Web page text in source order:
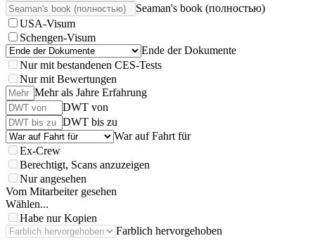
Seaman's book (полностью)
USA-Visum
Schengen-Visum
Ende der Dokumente
Nur mit bestandenen CES-Tests
Nur mit Bewertungen
Mehr als Jahre Erfahrung
DWT von
DWT bis zu
War auf Fahrt für
Ex-Crew
Berechtigt, Scans anzuzeigen
Nur angesehen
Vom Mitarbeiter gesehen
Wählen...
Habe nur Kopien
Farblich hervorgehoben